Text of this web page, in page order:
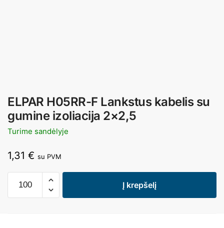
ELPAR H05RR-F Lankstus kabelis su
gumine izoliacija 2×2,5
Turime sandėlyje
1,31 € su PVM
Į krepšelį